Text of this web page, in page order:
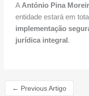
A António Pina
entidade estará em
implementação
jurídica integral .
← Previous Artigo